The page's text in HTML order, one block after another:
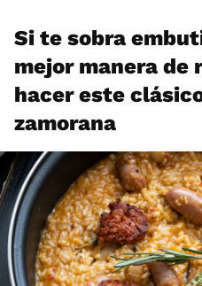
Si te sobra
mejor manera de
hacer este
zamorana